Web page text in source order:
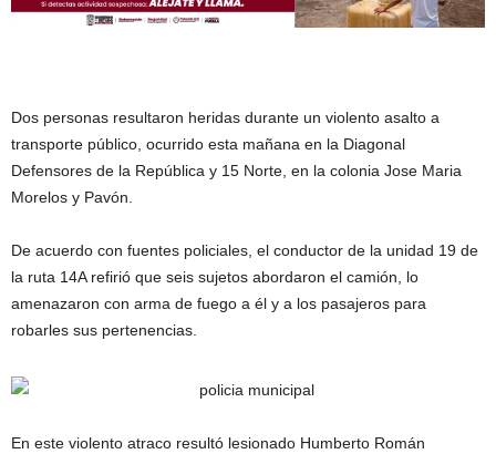
Dos personas resultaron heridas durante un violento asalto a
transporte público, ocurrido esta mañana en la Diagonal
Defensores de la República y 15 Norte, en la colonia Jose Maria
Morelos y Pavón.
De acuerdo con fuentes policiales, el conductor de la unidad 19 de
la ruta 14A refirió que seis sujetos abordaron el camión, lo
amenazaron con arma de fuego a él y a los pasajeros para
robarles sus pertenencias.
En este violento atraco resultó lesionado Humberto Román